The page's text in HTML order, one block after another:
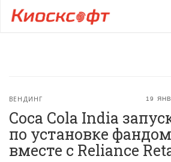
19
ВЕНДИНГ
Coca Cola India
по установке
вместе с Reliance